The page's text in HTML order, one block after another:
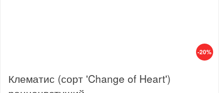
-20%
Клематис (сорт 'Change of Heart')